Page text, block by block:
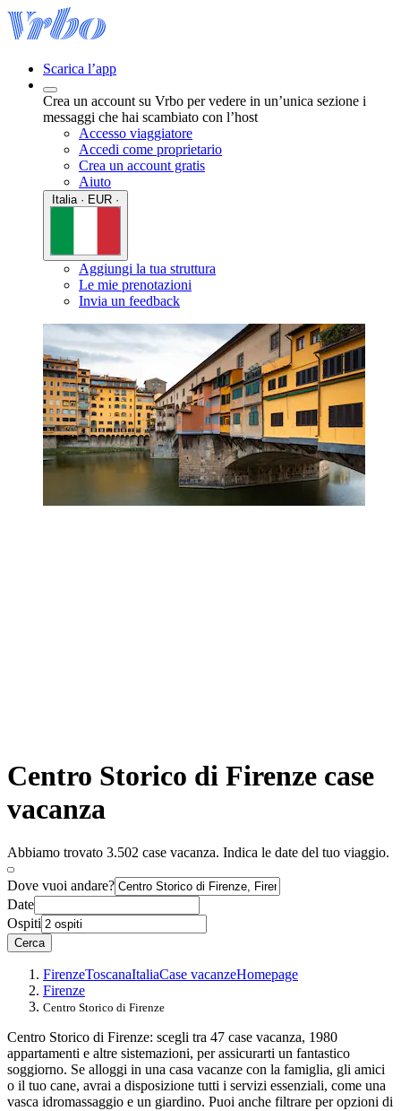
Scarica l’app
Crea un account su Vrbo per vedere in un’unica sezione i
messaggi che hai scambiato con l’host
Accesso viaggiatore
Accedi come proprietario
Crea un account gratis
Aiuto
Aggiungi la tua struttura
Le mie prenotazioni
Invia un feedback
Centro Storico di Firenze case
vacanza
Abbiamo trovato 3.502 case vacanza. Indica le date del tuo viaggio.
Dove vuoi andare?
Date
Ospiti
Cerca
FirenzeToscanaItaliaCase vacanzeHomepage
Firenze
Centro Storico di Firenze
Centro Storico di Firenze: scegli tra 47 case vacanza, 1980
appartamenti e altre sistemazioni, per assicurarti un fantastico
soggiorno. Se alloggi in una casa vacanze con la famiglia, gli amici
o il tuo cane, avrai a disposizione tutti i servizi essenziali, come una
vasca idromassaggio e un giardino. Puoi anche filtrare per opzioni di